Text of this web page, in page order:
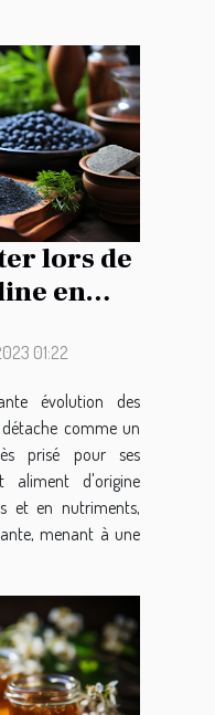
lors de
en
01:22
évolution des
comme un
prisé pour ses
aliment d'origine
et en nutriments,
menant à une